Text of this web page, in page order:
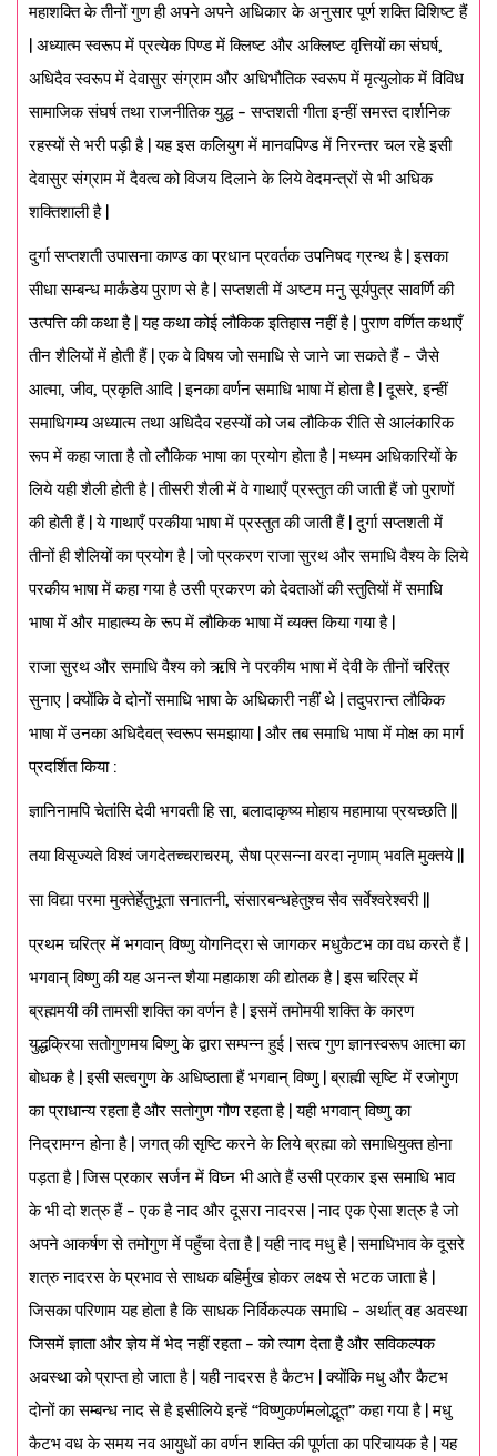
महाशक्ति के तीनों गुण ही अपने अपने अधिकार के अनुसार पूर्ण शक्ति विशिष्ट हैं
| अध्यात्म स्वरूप में प्रत्येक पिण्ड में क्लिष्ट और अक्लिष्ट वृत्तियों का संघर्ष,
अधिदैव स्वरूप में देवासुर संग्राम और अधिभौतिक स्वरूप में मृत्युलोक में विविध
सामाजिक संघर्ष तथा राजनीतिक युद्ध – सप्तशती गीता इन्हीं समस्त दार्शनिक
रहस्यों से भरी पड़ी है | यह इस कलियुग में मानवपिण्ड में निरन्तर चल रहे इसी
देवासुर संग्राम में दैवत्व को विजय दिलाने के लिये वेदमन्त्रों से भी अधिक
शक्तिशाली है |
दुर्गा सप्तशती उपासना काण्ड का प्रधान प्रवर्तक उपनिषद ग्रन्थ है | इसका
सीधा सम्बन्ध मार्कंडेय पुराण से है | सप्तशती में अष्टम मनु सूर्यपुत्र सावर्णि की
उत्पत्ति की कथा है | यह कथा कोई लौकिक इतिहास नहीं है | पुराण वर्णित कथाएँ
तीन शैलियों में होती हैं | एक वे विषय जो समाधि से जाने जा सकते हैं – जैसे
आत्मा, जीव, प्रकृति आदि | इनका वर्णन समाधि भाषा में होता है | दूसरे, इन्हीं
समाधिगम्य अध्यात्म तथा अधिदैव रहस्यों को जब लौकिक रीति से आलंकारिक
रूप में कहा जाता है तो लौकिक भाषा का प्रयोग होता है | मध्यम अधिकारियों के
लिये यही शैली होती है | तीसरी शैली में वे गाथाएँ प्रस्तुत की जाती हैं जो पुराणों
की होती हैं | ये गाथाएँ परकीया भाषा में प्रस्तुत की जाती हैं | दुर्गा सप्तशती में
तीनों ही शैलियों का प्रयोग है | जो प्रकरण राजा सुरथ और समाधि वैश्य के लिये
परकीय भाषा में कहा गया है उसी प्रकरण को देवताओं की स्तुतियों में समाधि
भाषा में और माहात्म्य के रूप में लौकिक भाषा में व्यक्त किया गया है |
राजा सुरथ और समाधि वैश्य को ऋषि ने परकीय भाषा में देवी के तीनों चरित्र
सुनाए | क्योंकि वे दोनों समाधि भाषा के अधिकारी नहीं थे | तदुपरान्त लौकिक
भाषा में उनका अधिदैवत् स्वरूप समझाया | और तब समाधि भाषा में मोक्ष का मार्ग
प्रदर्शित किया :
ज्ञानिनामपि चेतांसि देवी भगवती हि सा, बलादाकृष्य मोहाय महामाया प्रयच्छति ||
तया विसृज्यते विश्वं जगदेतच्चराचरम्, सैषा प्रसन्ना वरदा नृणाम् भवति मुक्तये ||
सा विद्या परमा मुक्तेर्हेतुभूता सनातनी, संसारबन्धहेतुश्च सैव सर्वेश्वरेश्वरी ||
प्रथम चरित्र में भगवान् विष्णु योगनिद्रा से जागकर मधुकैटभ का वध करते हैं |
भगवान् विष्णु की यह अनन्त शैया महाकाश की द्योतक है | इस चरित्र में
ब्रह्ममयी की तामसी शक्ति का वर्णन है | इसमें तमोमयी शक्ति के कारण
युद्धक्रिया सतोगुणमय विष्णु के द्वारा सम्पन्न हुई | सत्व गुण ज्ञानस्वरूप आत्मा का
बोधक है | इसी सत्वगुण के अधिष्ठाता हैं भगवान् विष्णु | ब्राह्मी सृष्टि में रजोगुण
का प्राधान्य रहता है और सतोगुण गौण रहता है | यही भगवान् विष्णु का
निद्रामग्न होना है | जगत् की सृष्टि करने के लिये ब्रह्मा को समाधियुक्त होना
पड़ता है | जिस प्रकार सर्जन में विघ्न भी आते हैं उसी प्रकार इस समाधि भाव
के भी दो शत्रु हैं – एक है नाद और दूसरा नादरस | नाद एक ऐसा शत्रु है जो
अपने आकर्षण से तमोगुण में पहुँचा देता है | यही नाद मधु है | समाधिभाव के दूसरे
शत्रु नादरस के प्रभाव से साधक बहिर्मुख होकर लक्ष्य से भटक जाता है |
जिसका परिणाम यह होता है कि साधक निर्विकल्पक समाधि – अर्थात् वह अवस्था
जिसमें ज्ञाता और ज्ञेय में भेद नहीं रहता – को त्याग देता है और सविकल्पक
अवस्था को प्राप्त हो जाता है | यही नादरस है कैटभ | क्योंकि मधु और कैटभ
दोनों का सम्बन्ध नाद से है इसीलिये इन्हें “विष्णुकर्णमलोद्भूत” कहा गया है | मधु
कैटभ वध के समय नव आयुधों का वर्णन शक्ति की पूर्णता का परिचायक है | यह